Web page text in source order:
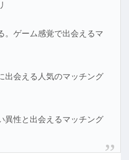
。ゲーム感覚で出会えるマ
出会える人気のマッチング
異性と出会えるマッチング